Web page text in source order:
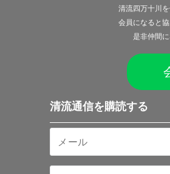
清流四万十川
会員になると
是非仲間
清流通信を購読する